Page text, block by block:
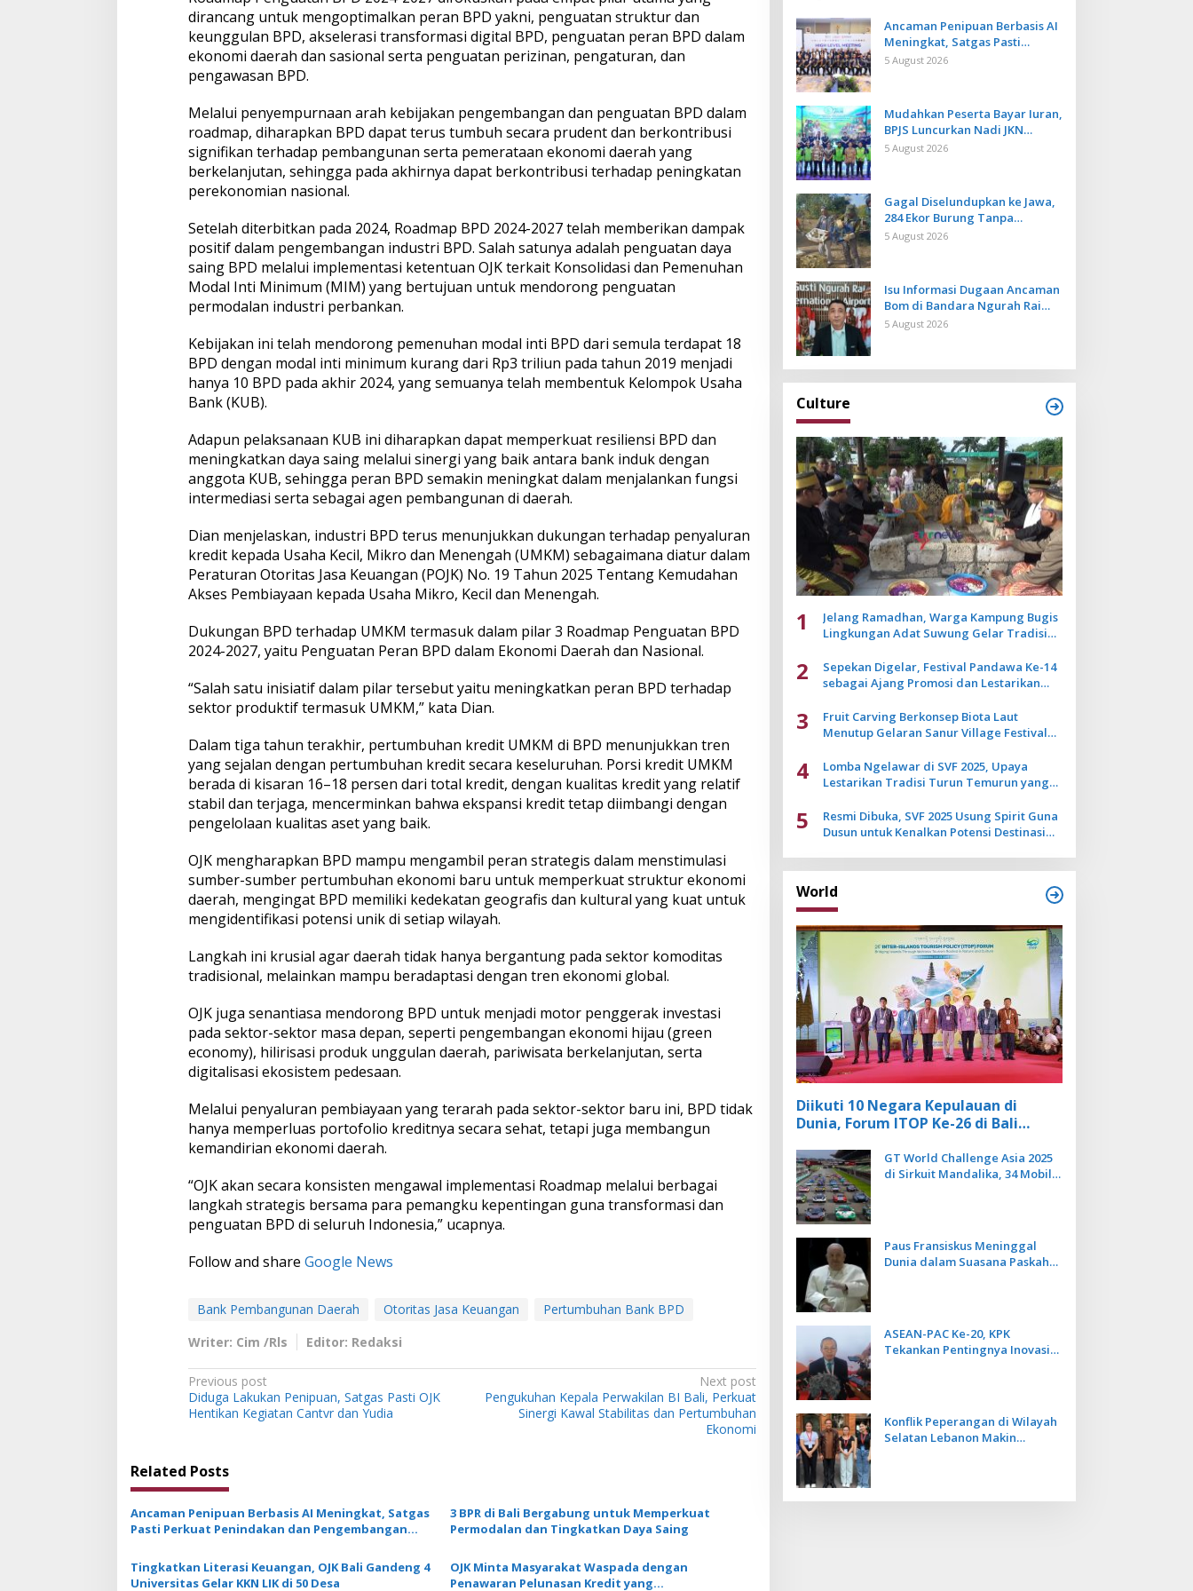
dirancang untuk mengoptimalkan peran BPD yakni, penguatan struktur dan
keunggulan BPD, akselerasi transformasi digital BPD, penguatan peran BPD dalam
ekonomi daerah dan sasional serta penguatan perizinan, pengaturan, dan
pengawasan BPD.
Melalui penyempurnaan arah kebijakan pengembangan dan penguatan BPD dalam
roadmap, diharapkan BPD dapat terus tumbuh secara prudent dan berkontribusi
signifikan terhadap pembangunan serta pemerataan ekonomi daerah yang
berkelanjutan, sehingga pada akhirnya dapat berkontribusi terhadap peningkatan
perekonomian nasional.
Setelah diterbitkan pada 2024, Roadmap BPD 2024-2027 telah memberikan dampak
positif dalam pengembangan industri BPD. Salah satunya adalah penguatan daya
saing BPD melalui implementasi ketentuan OJK terkait Konsolidasi dan Pemenuhan
Modal Inti Minimum (MIM) yang bertujuan untuk mendorong penguatan
permodalan industri perbankan.
Kebijakan ini telah mendorong pemenuhan modal inti BPD dari semula terdapat 18
BPD dengan modal inti minimum kurang dari Rp3 triliun pada tahun 2019 menjadi
hanya 10 BPD pada akhir 2024, yang semuanya telah membentuk Kelompok Usaha
Bank (KUB).
Adapun pelaksanaan KUB ini diharapkan dapat memperkuat resiliensi BPD dan
meningkatkan daya saing melalui sinergi yang baik antara bank induk dengan
anggota KUB, sehingga peran BPD semakin meningkat dalam menjalankan fungsi
intermediasi serta sebagai agen pembangunan di daerah.
Dian menjelaskan, industri BPD terus menunjukkan dukungan terhadap penyaluran
kredit kepada Usaha Kecil, Mikro dan Menengah (UMKM) sebagaimana diatur dalam
Peraturan Otoritas Jasa Keuangan (POJK) No. 19 Tahun 2025 Tentang Kemudahan
Akses Pembiayaan kepada Usaha Mikro, Kecil dan Menengah.
Dukungan BPD terhadap UMKM termasuk dalam pilar 3 Roadmap Penguatan BPD
2024-2027, yaitu Penguatan Peran BPD dalam Ekonomi Daerah dan Nasional.
“Salah satu inisiatif dalam pilar tersebut yaitu meningkatkan peran BPD terhadap
sektor produktif termasuk UMKM,” kata Dian.
Dalam tiga tahun terakhir, pertumbuhan kredit UMKM di BPD menunjukkan tren
yang sejalan dengan pertumbuhan kredit secara keseluruhan. Porsi kredit UMKM
berada di kisaran 16–18 persen dari total kredit, dengan kualitas kredit yang relatif
stabil dan terjaga, mencerminkan bahwa ekspansi kredit tetap diimbangi dengan
pengelolaan kualitas aset yang baik.
OJK mengharapkan BPD mampu mengambil peran strategis dalam menstimulasi
sumber-sumber pertumbuhan ekonomi baru untuk memperkuat struktur ekonomi
daerah, mengingat BPD memiliki kedekatan geografis dan kultural yang kuat untuk
mengidentifikasi potensi unik di setiap wilayah.
Langkah ini krusial agar daerah tidak hanya bergantung pada sektor komoditas
tradisional, melainkan mampu beradaptasi dengan tren ekonomi global.
OJK juga senantiasa mendorong BPD untuk menjadi motor penggerak investasi
pada sektor-sektor masa depan, seperti pengembangan ekonomi hijau (green
economy), hilirisasi produk unggulan daerah, pariwisata berkelanjutan, serta
digitalisasi ekosistem pedesaan.
Melalui penyaluran pembiayaan yang terarah pada sektor-sektor baru ini, BPD tidak
hanya memperluas portofolio kreditnya secara sehat, tetapi juga membangun
kemandirian ekonomi daerah.
“OJK akan secara konsisten mengawal implementasi Roadmap melalui berbagai
langkah strategis bersama para pemangku kepentingan guna transformasi dan
penguatan BPD di seluruh Indonesia,” ucapnya.
Follow and share Google News
Bank Pembangunan Daerah Otoritas Jasa Keuangan
Pertumbuhan Bank BPD
Writer: Cim /Rls
Editor: Redaksi
P
o
t
n
a
v
i
g
Previous post
Diduga Lakukan Penipuan, Satgas Pasti OJK
Hentikan Kegiatan Cantvr dan Yudia
Next post
Pengukuhan Kepala Perwakilan BI Bali, Perkuat
Sinergi Kawal Stabilitas dan Pertumbuhan
Ekonomi
Related Posts
Ancaman Penipuan Berbasis AI Meningkat, Satgas
Pasti Perkuat Penindakan dan Pengembangan
3 BPR di Bali Bergabung untuk Memperkuat
Permodalan dan Tingkatkan Daya Saing
Tingkatkan Literasi Keuangan, OJK Bali Gandeng 4
Universitas Gelar KKN LIK di 50 Desa
OJK Minta Masyarakat Waspada dengan
Penawaran Pelunasan Kredit yang
Ancaman Penipuan Berbasis AI
Meningkat, Satgas Pasti
Perkuat Penindakan dan
5 August 2026
Mudahkan Peserta Bayar Iuran,
BPJS Luncurkan Nadi JKN
dengan Mekanisme Menabung
5 August 2026
Gagal Diselundupkan ke Jawa,
284 Ekor Burung Tanpa
Dokumen Dilepasliarkan Cegah
5 August 2026
Isu Informasi Dugaan Ancaman
Bom di Bandara Ngurah Rai
Bali Tidak Benar, Operasional
5 August 2026
Culture
1
Jelang Ramadhan, Warga Kampung Bugis
Lingkungan Adat Suwung Gelar Tradisi
2
Sepekan Digelar, Festival Pandawa Ke-14
sebagai Ajang Promosi dan Lestarikan
3
Fruit Carving Berkonsep Biota Laut
Menutup Gelaran Sanur Village Festival
4
Lomba Ngelawar di SVF 2025, Upaya
Lestarikan Tradisi Turun Temurun yang
5
Resmi Dibuka, SVF 2025 Usung Spirit Guna
Dusun untuk Kenalkan Potensi Destinasi
World
Diikuti 10 Negara Kepulauan di
Dunia, Forum ITOP Ke-26 di Bali
Berbasis Alam dan Budaya
GT World Challenge Asia 2025
di Sirkuit Mandalika, 34 Mobil
Paus Fransiskus Meninggal
Dunia dalam Suasana Paskah
ASEAN-PAC Ke-20, KPK
Tekankan Pentingnya Inovasi
Konflik Peperangan di Wilayah
Selatan Lebanon Makin